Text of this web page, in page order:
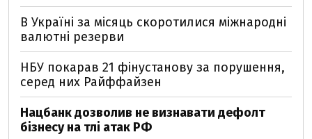
В Україні за місяць скоротилися міжнародні
валютні резерви
НБУ покарав 21 фінустанову за порушення,
серед них Райффайзен
Нацбанк дозволив не визнавати дефолт
бізнесу на тлі атак РФ